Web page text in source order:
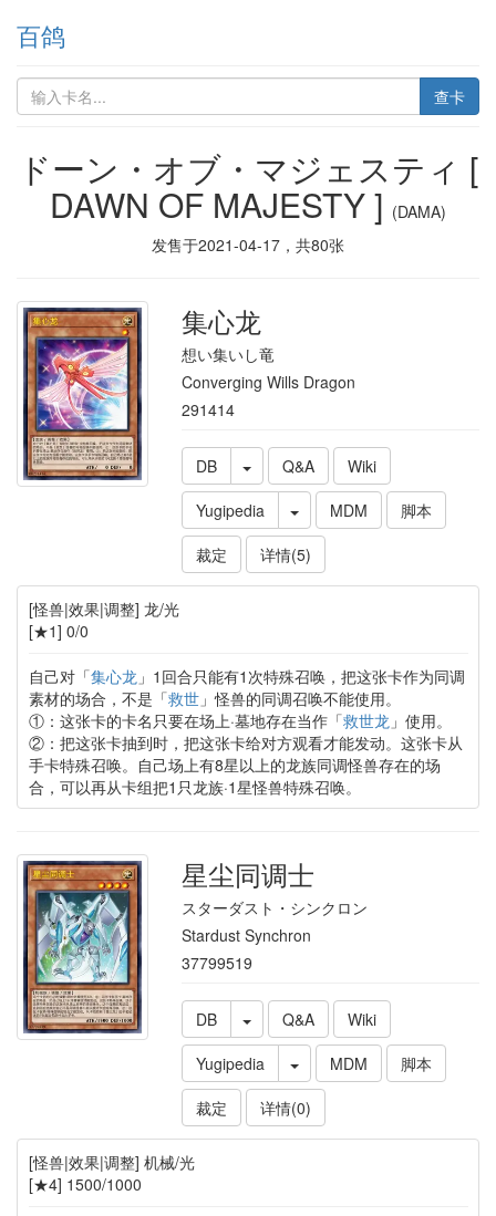
百鸽
查卡
ドーン・オブ・マジェスティ [
DAWN OF MAJESTY ] (DAMA)
发售于2021-04-17 ，共80张
集心龙
想い集いし竜
Converging Wills Dragon
291414
DB Q&A
Wiki
Yugipedia
MDM
脚本
裁定
详情(5)
[怪兽|效果|调整] 龙/光
[★1] 0/0
自己对「集心龙 」1回合只能有1次特殊召唤，把这张卡作为同调
素材的场合，不是「救世」怪兽的同调召唤不能使用。
①：这张卡的卡名只要在场上·墓地存在当作「救世龙 」使用。
②：把这张卡抽到时，把这张卡给对方观看才能发动。这张卡从
手卡特殊召唤。自己场上有8星以上的龙族同调怪兽存在的场
合，可以再从卡组把1只龙族·1星怪兽特殊召唤。
星尘同调士
スターダスト・シンクロン
Stardust Synchron
37799519
DB Q&A
Wiki
Yugipedia
MDM
脚本
裁定
详情(0)
[怪兽|效果|调整] 机械/光
[★4] 1500/1000